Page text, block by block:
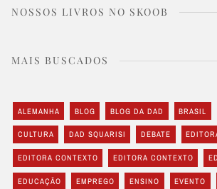
NOSSOS LIVROS NO SKOOB
MAIS BUSCADOS
ALEMANHA BLOG BLOG DA DAD BRASIL
CULTURA DAD SQUARISI DEBATE
EDITORA CONTEXTO EDITORA CONTEXTO
EDUCAÇÃO EMPREGO ENSINO EVENTO